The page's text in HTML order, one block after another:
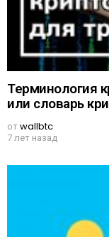
Терминология
или словарь
отwallbtc
7 лет назад